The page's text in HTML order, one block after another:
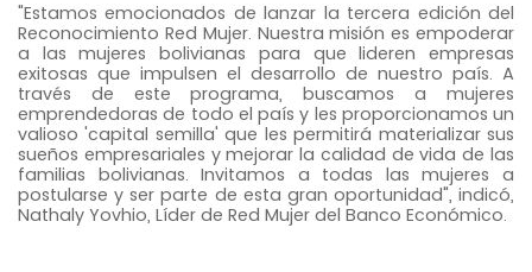
"Estamos emocionados de lanzar la tercera edición del
Reconocimiento Red Mujer. Nuestra misión es empoderar
a las mujeres bolivianas para que lideren empresas
exitosas que impulsen el desarrollo de nuestro país. A
través de este programa, buscamos a mujeres
emprendedoras de todo el país y les proporcionamos un
valioso 'capital semilla' que les permitirá materializar sus
sueños empresariales y mejorar la calidad de vida de las
familias bolivianas. Invitamos a todas las mujeres a
postularse y ser parte de esta gran oportunidad", indicó,
Nathaly Yovhio, Líder de Red Mujer del Banco Económico.